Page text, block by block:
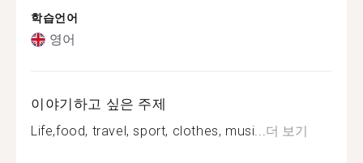
학습언어
영어
이야기하고 싶은 주제
Life,food, travel, sport, clothes, musi...더 보기